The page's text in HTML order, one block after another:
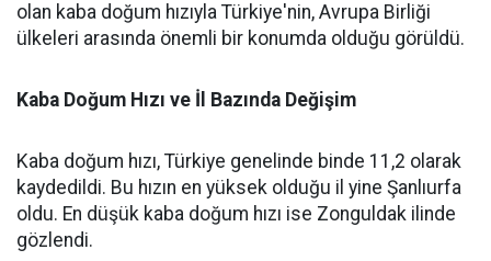
olan kaba doğum hızıyla Türkiye'nin, Avrupa Birliği
ülkeleri arasında önemli bir konumda olduğu görüldü.
Kaba Doğum Hızı ve İl Bazında Değişim
Kaba doğum hızı, Türkiye genelinde binde 11,2 olarak
kaydedildi. Bu hızın en yüksek olduğu il yine Şanlıurfa
oldu. En düşük kaba doğum hızı ise Zonguldak ilinde
gözlendi.